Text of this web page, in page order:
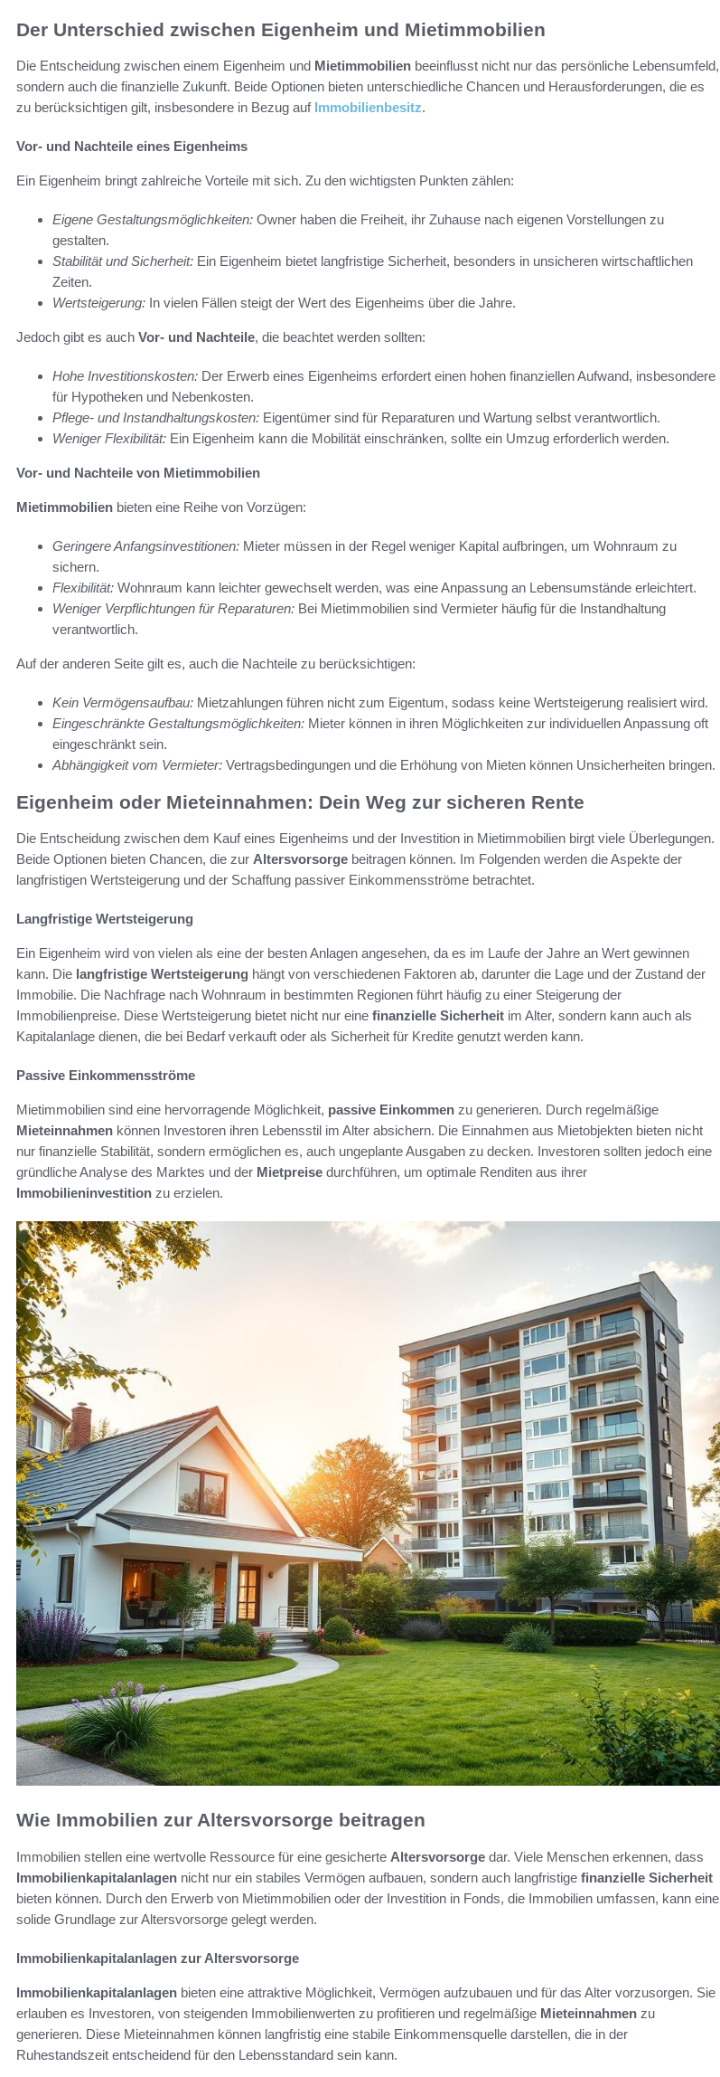
Der Unterschied zwischen Eigenheim und Mietimmobilien
Die Entscheidung zwischen einem Eigenheim und Mietimmobilien beeinflusst nicht nur das persönliche Lebensumfeld,
sondern auch die finanzielle Zukunft. Beide Optionen bieten unterschiedliche Chancen und Herausforderungen, die es
zu berücksichtigen gilt, insbesondere in Bezug auf Immobilienbesitz.
Vor- und Nachteile eines Eigenheims
Ein Eigenheim bringt zahlreiche Vorteile mit sich. Zu den wichtigsten Punkten zählen:
Eigene Gestaltungsmöglichkeiten: Owner haben die Freiheit, ihr Zuhause nach eigenen Vorstellungen zu
gestalten.
Stabilität und Sicherheit: Ein Eigenheim bietet langfristige Sicherheit, besonders in unsicheren wirtschaftlichen
Zeiten.
Wertsteigerung: In vielen Fällen steigt der Wert des Eigenheims über die Jahre.
Jedoch gibt es auch Vor- und Nachteile, die beachtet werden sollten:
Hohe Investitionskosten: Der Erwerb eines Eigenheims erfordert einen hohen finanziellen Aufwand, insbesondere
für Hypotheken und Nebenkosten.
Pflege- und Instandhaltungskosten: Eigentümer sind für Reparaturen und Wartung selbst verantwortlich.
Weniger Flexibilität: Ein Eigenheim kann die Mobilität einschränken, sollte ein Umzug erforderlich werden.
Vor- und Nachteile von Mietimmobilien
Mietimmobilien bieten eine Reihe von Vorzügen:
Geringere Anfangsinvestitionen: Mieter müssen in der Regel weniger Kapital aufbringen, um Wohnraum zu
sichern.
Flexibilität: Wohnraum kann leichter gewechselt werden, was eine Anpassung an Lebensumstände erleichtert.
Weniger Verpflichtungen für Reparaturen: Bei Mietimmobilien sind Vermieter häufig für die Instandhaltung
verantwortlich.
Auf der anderen Seite gilt es, auch die Nachteile zu berücksichtigen:
Kein Vermögensaufbau: Mietzahlungen führen nicht zum Eigentum, sodass keine Wertsteigerung realisiert wird.
Eingeschränkte Gestaltungsmöglichkeiten: Mieter können in ihren Möglichkeiten zur individuellen Anpassung oft
eingeschränkt sein.
Abhängigkeit vom Vermieter: Vertragsbedingungen und die Erhöhung von Mieten können Unsicherheiten bringen.
Eigenheim oder Mieteinnahmen: Dein Weg zur sicheren Rente
Die Entscheidung zwischen dem Kauf eines Eigenheims und der Investition in Mietimmobilien birgt viele Überlegungen.
Beide Optionen bieten Chancen, die zur Altersvorsorge beitragen können. Im Folgenden werden die Aspekte der
langfristigen Wertsteigerung und der Schaffung passiver Einkommensströme betrachtet.
Langfristige Wertsteigerung
Ein Eigenheim wird von vielen als eine der besten Anlagen angesehen, da es im Laufe der Jahre an Wert gewinnen
kann. Die langfristige Wertsteigerung hängt von verschiedenen Faktoren ab, darunter die Lage und der Zustand der
Immobilie. Die Nachfrage nach Wohnraum in bestimmten Regionen führt häufig zu einer Steigerung der
Immobilienpreise. Diese Wertsteigerung bietet nicht nur eine finanzielle Sicherheit im Alter, sondern kann auch als
Kapitalanlage dienen, die bei Bedarf verkauft oder als Sicherheit für Kredite genutzt werden kann.
Passive Einkommensströme
Mietimmobilien sind eine hervorragende Möglichkeit, passive Einkommen zu generieren. Durch regelmäßige
Mieteinnahmen können Investoren ihren Lebensstil im Alter absichern. Die Einnahmen aus Mietobjekten bieten nicht
nur finanzielle Stabilität, sondern ermöglichen es, auch ungeplante Ausgaben zu decken. Investoren sollten jedoch eine
gründliche Analyse des Marktes und der Mietpreise durchführen, um optimale Renditen aus ihrer
Immobilieninvestition zu erzielen.
Wie Immobilien zur Altersvorsorge beitragen
Immobilien stellen eine wertvolle Ressource für eine gesicherte Altersvorsorge dar. Viele Menschen erkennen, dass
Immobilienkapitalanlagen nicht nur ein stabiles Vermögen aufbauen, sondern auch langfristige finanzielle Sicherheit
bieten können. Durch den Erwerb von Mietimmobilien oder der Investition in Fonds, die Immobilien umfassen, kann eine
solide Grundlage zur Altersvorsorge gelegt werden.
Immobilienkapitalanlagen zur Altersvorsorge
Immobilienkapitalanlagen bieten eine attraktive Möglichkeit, Vermögen aufzubauen und für das Alter vorzusorgen. Sie
erlauben es Investoren, von steigenden Immobilienwerten zu profitieren und regelmäßige Mieteinnahmen zu
generieren. Diese Mieteinnahmen können langfristig eine stabile Einkommensquelle darstellen, die in der
Ruhestandszeit entscheidend für den Lebensstandard sein kann.